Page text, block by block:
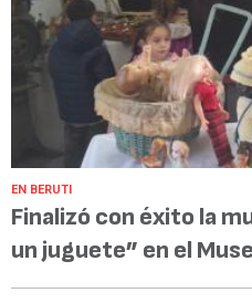
EN BERUTI
Finalizó con éxito la
un juguete” en el